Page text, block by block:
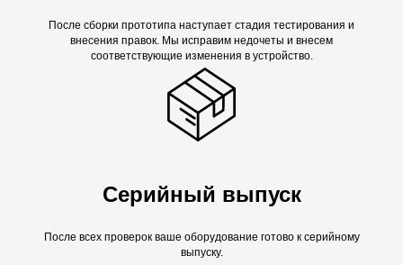
После сборки прототипа наступает стадия тестирования и
внесения правок. Мы исправим недочеты и внесем
соответствующие изменения в устройство.
Серийный выпуск
После всех проверок ваше оборудование готово к серийному
выпуску.